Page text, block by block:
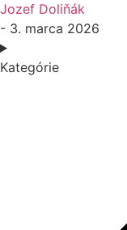
Jozef Doliňák
- 3. marca 2026
Kategórie